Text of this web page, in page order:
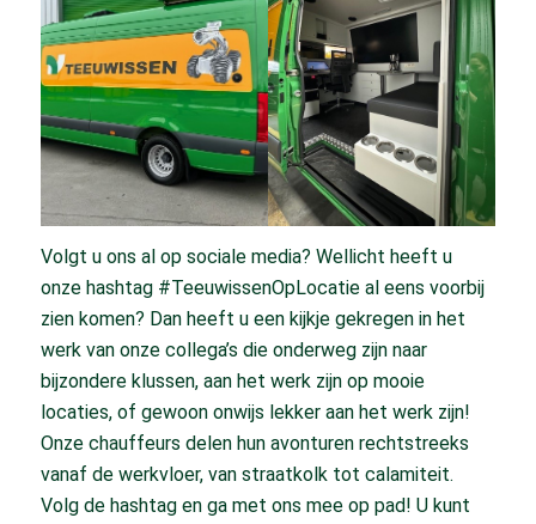
Volgt u ons al op sociale media? Wellicht heeft u
onze hashtag #TeeuwissenOpLocatie al eens voorbij
zien komen? Dan heeft u een kijkje gekregen in het
werk van onze collega’s die onderweg zijn naar
bijzondere klussen, aan het werk zijn op mooie
locaties, of gewoon onwijs lekker aan het werk zijn!
Onze chauffeurs delen hun avonturen rechtstreeks
vanaf de werkvloer, van straatkolk tot calamiteit.
Volg de hashtag en ga met ons mee op pad! U kunt